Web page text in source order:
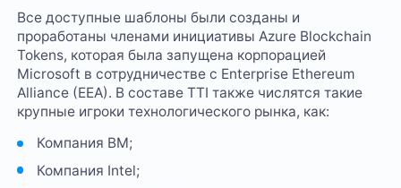
Все доступные шаблоны были созданы и
проработаны членами инициативы Azure Blockchain
Tokens, которая была запущена корпорацией
Microsoft в сотрудничестве с Enterprise Ethereum
Alliance (EEA). В составе TTI также числятся такие
крупные игроки технологического рынка, как:
Компания BM;
Компания Intel;